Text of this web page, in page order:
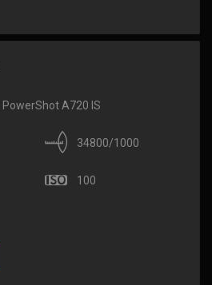
PowerShot A720 IS
34800/1000
100